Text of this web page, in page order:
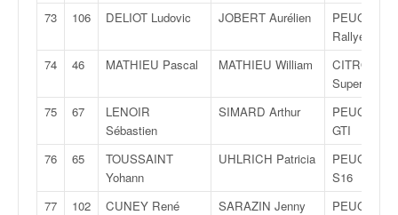
73
106 DELIOT Ludovic JOBERT Aurélien
PEUGEOT
Rallye
74
46 MATHIEU Pascal MATHIEU William
CITROËN
Super 1600
75
67
LENOIR
Sébastien
SIMARD Arthur
PEUGEOT
GTI
76
65
TOUSSAINT
Yohann
UHLRICH Patricia
PEUGEOT
S16
77
102 CUNEY René SARAZIN Jenny
PEUGEOT